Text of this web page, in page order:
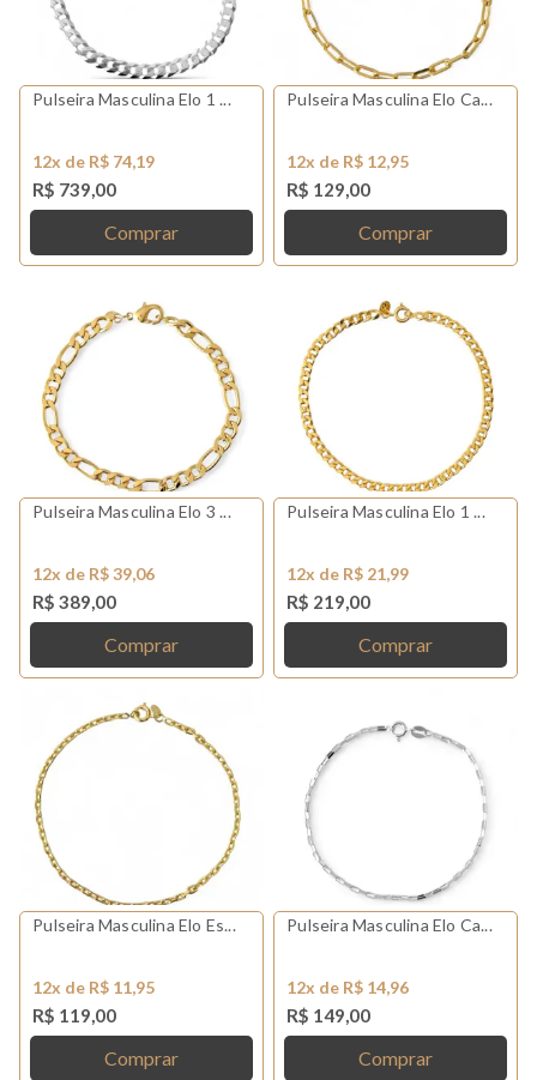
Pulseira Masculina Elo 1 ...
12x de R$ 74,19
R$ 739,00
Comprar
Pulseira Masculina Elo Ca...
12x de R$ 12,95
R$ 129,00
Comprar
Pulseira Masculina Elo 3 ...
12x de R$ 39,06
R$ 389,00
Comprar
Pulseira Masculina Elo 1 ...
12x de R$ 21,99
R$ 219,00
Comprar
Pulseira Masculina Elo Es...
12x de R$ 11,95
R$ 119,00
Comprar
Pulseira Masculina Elo Ca...
12x de R$ 14,96
R$ 149,00
Comprar